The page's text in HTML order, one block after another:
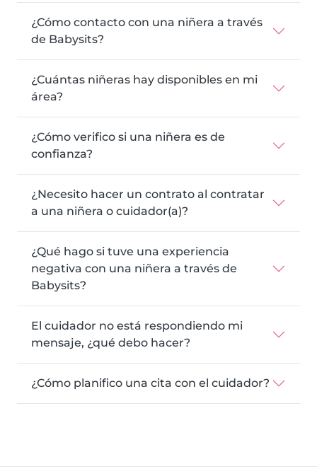
¿Cómo contacto con una niñera a través
de Babysits?
¿Cuántas niñeras hay disponibles en mi
área?
¿Cómo verifico si una niñera es de
confianza?
¿Necesito hacer un contrato al contratar
a una niñera o cuidador(a)?
¿Qué hago si tuve una experiencia
negativa con una niñera a través de
Babysits?
El cuidador no está respondiendo mi
mensaje, ¿qué debo hacer?
¿Cómo planifico una cita con el cuidador?